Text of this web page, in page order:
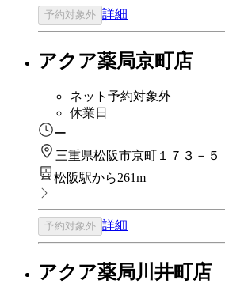
予約対象外 詳細
アクア薬局京町店
ネット予約対象外
休業日
ー
三重県松阪市京町１７３－５
松阪駅から261m
予約対象外 詳細
アクア薬局川井町店